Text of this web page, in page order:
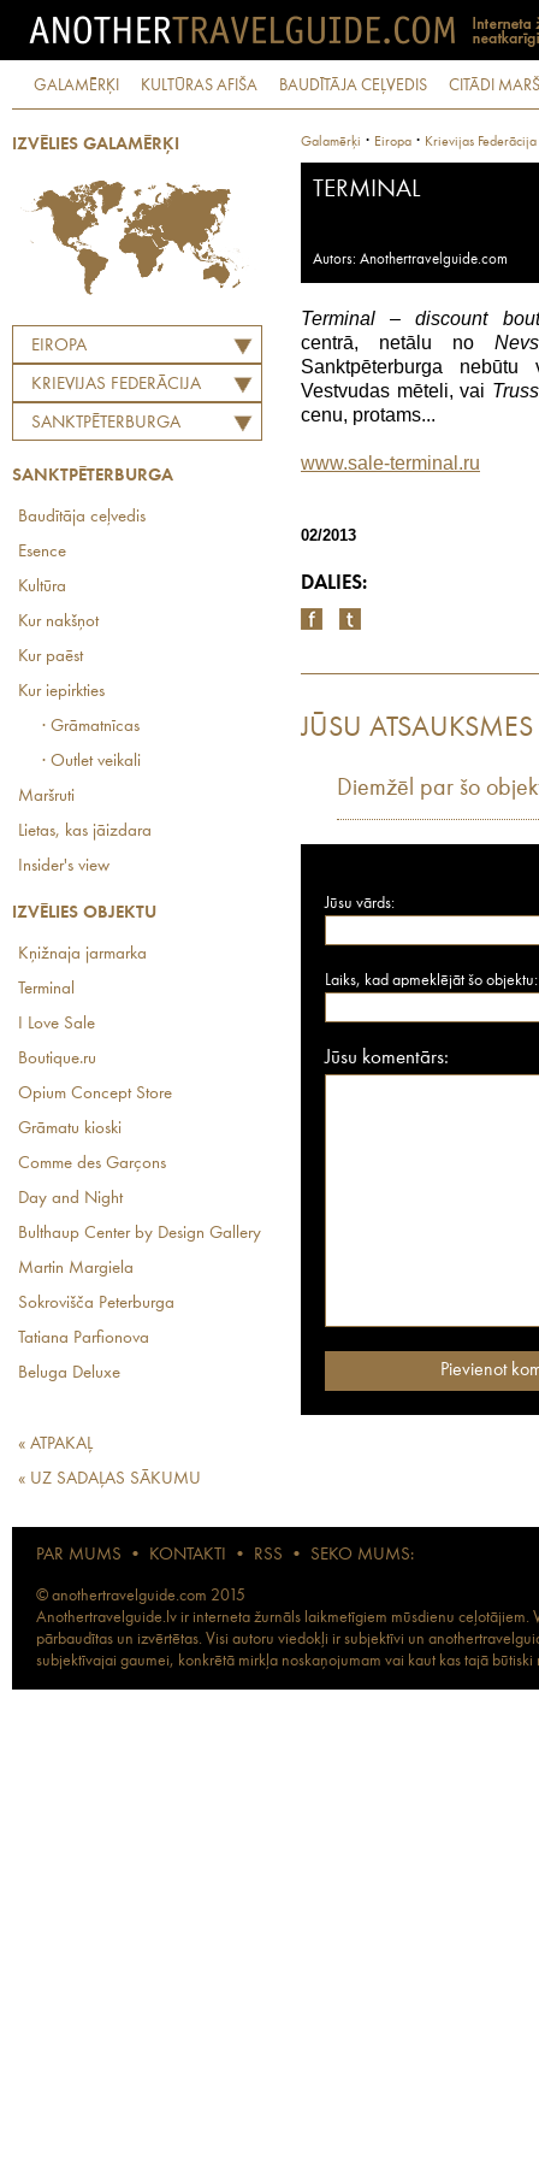
GALAMĒRĶI KULTŪRAS AFIŠA BAUDĪTĀJA CEĻVEDIS CITĀDI
IZVĒLIES GALAMĒRĶI
EIROPA
KRIEVIJAS FEDERĀCIJA
SANKTPĒTERBURGA
SANKTPĒTERBURGA
Baudītāja ceļvedis
Esence
Kultūra
Kur nakšņot
Kur paēst
Kur iepirkties
· Grāmatnīcas
· Outlet veikali
Maršruti
Lietas, kas jāizdara
Insider's view
IZVĒLIES OBJEKTU
Kņižnaja jarmarka
Terminal
I Love Sale
Boutique.ru
Opium Concept Store
Grāmatu kioski
Comme des Garçons
Day and Night
Bulthaup Center by Design Gallery
Martin Margiela
Sokrovišča Peterburga
Tatiana Parfionova
Beluga Deluxe
« ATPAKAĻ
« UZ SADAĻAS SĀKUMU
Galamērķi · Eiropa · Krievijas Federācija
TERMINAL
Autors: Anothertravelguide.com
Terminal – discount
centrā, netālu no
Sanktpēterburga
Vestvudas mēteli, vai
cenu, protams...
www.sale-terminal.ru
02/2013
DALIES:
JŪSU ATSAUKSMES
Diemžēl par šo
Jūsu vārds:
Laiks, kad apmeklējāt šo objektu:
Jūsu komentārs:
PAR MUMS • KONTAKTI • RSS • SEKO MUMS:
© anothertravelguide.com 2015
Anothertravelguide.lv ir interneta žurnāls laikmetīgiem mūsdienu
pārbaudītas un izvērtētas. Visi autoru viedokļi ir subjektīvi un
subjektīvajai gaumei, konkrētā mirkļa noskaņojumam vai kaut kas tajā